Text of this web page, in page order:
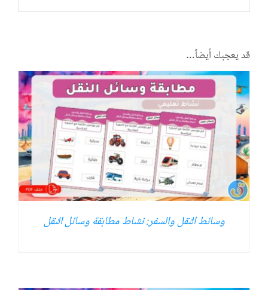
قد يعجبك أيضاً…
وسائط النقل والسفر: نشاط مطابقة وسائل النقل